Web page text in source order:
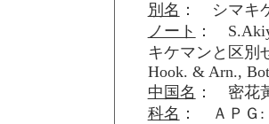
別名 ： シマキ
ノート ：
キケマンと区別
Hook. & Arn.,
中国名 ： 密花
科名 ： ＡＰＧ: